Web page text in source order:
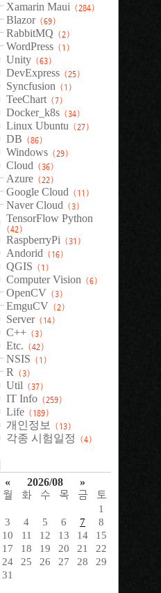
Xamarin Maui (284)
Blazor(69)
RabbitMQ (2)
WordPress (1)
Unity (63)
DevExpress (25)
Syncfusion (1)
TeeChart (7)
Docker_k8s (34)
Linux Ubuntu (27)
DB (86)
Windows (29)
Cloud (36)
Azure (22)
Google Cloud (11)
Naver Cloud (3)
TensorFlow Python
(42)
RaspberryPi (31)
Andorid (16)
QGIS (1)
Computer Vision (6)
OpenCV (3)
EmguCV (2)
Server(14)
C++ (3)
Etc. (42)
NSIS (1)
R (3)
Util (37)
IT Info (259)
Life (189)
개인정보 (13)
각종 시험일정 (4)
«
2026/08 »
월 화 수 목 금 토
1
3 4 5 6 7
8
10 11 12 13 14
15
17 18 19 20 21
22
24 25 26 27 28
29
31